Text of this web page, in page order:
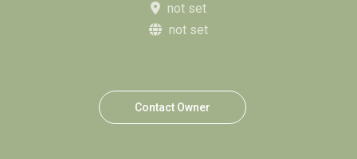
not set
not set
Contact Owner